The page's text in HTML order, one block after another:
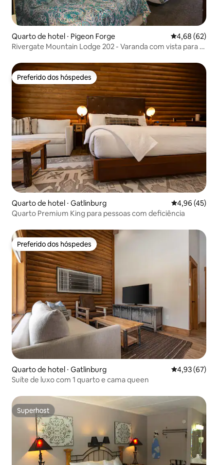
Quarto de hotel ⋅ Pigeon Forge 4,68 de uma
4,68 (62)
Rivergate Mountain Lodge 202 - Varanda com vista para o
Preferido dos hóspedes
Preferido dos hóspedes
Quarto de hotel ⋅ Gatlinburg 4,96 de uma
4,96 (45)
Quarto Premium King para pessoas com deficiência
Preferido dos hóspedes
Preferido dos hóspedes
Quarto de hotel ⋅ Gatlinburg 4,93 de uma
4,93 (67)
Suíte de luxo com 1 quarto e cama queen
Superhost
Superhost